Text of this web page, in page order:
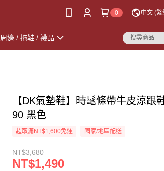
0 中文 (繁
周邊 / 拖鞋 / 襪品
【DK氣墊鞋】時髦條帶牛皮涼跟
90 黑色
超取滿NT$1,600免運 國家/地區配送
NT$3,680
NT$1,490